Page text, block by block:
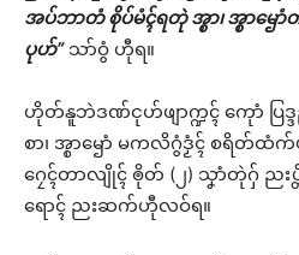
အပ်ဘာတံ စိုပ်မံၚ်ရတုဲ အ္စာ၊ အ္စာၝေ
ပုဟ်”သာ်ဝွံ ဟီုရ။
ဟိုတ်နူဘဲဒဏ်ၚုဟ်ဖျာက္ဍၚ် ကေုာံ ပြဒ္
စာ၊ အ္စာၝောံ မကလိဂွံဒၟံၚ် စရိတ်
ဂၠေၚ်တာလျိုၚ် ၜိုတ် (၂) သၞာံတုဲဂှ် ည
ရောၚ် ညးဆက်ဟီုလဝ်ရ။